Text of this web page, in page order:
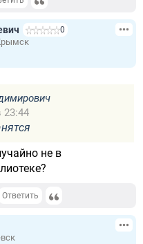
0
23:44
не в
Ответить